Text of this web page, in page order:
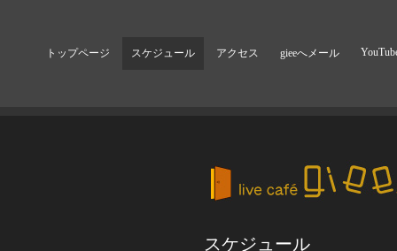
トップページ スケジュール アクセス gieeへメール
スケジュール